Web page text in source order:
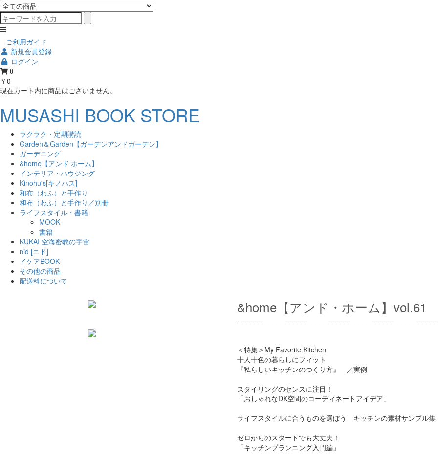
ご利用ガイド
新規会員登録
ログイン
0
￥0
現在カート内に商品はございません。
MUSASHI BOOK STORE
ラクラク・定期購読
Garden＆Garden【ガーデンアンドガーデン】
ガーデニング
&home【アンド ホーム】
インテリア・ハウジング
Kinohu's[キノハス]
和布（わふ）と手作り
和布（わふ）と手作り／別冊
ライフスタイル・書籍
MOOK
書籍
KUKAI 空海密教の宇宙
nid [ニド]
イケアBOOK
その他の商品
配送料について
&home【アンド・ホーム】vol.61
＜特集＞My Favorite Kitchen
十人十色の暮らしにフィット
『私らしいキッチンのつくり方』 ／実例
スタイリングのセンスに注目！
「おしゃれなDK空間のコーディネートアイデア」
ライフスタイルに合うものを選ぼう キッチンの素材サンプル集
ゼロからのスタートでも大丈夫！
「キッチンプランニング入門編」